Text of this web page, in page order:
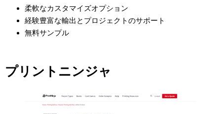
柔軟なカスタマイズオプション
経験豊富な輸出とプロジェクトのサポート
無料サンプル
プリントニンジャ